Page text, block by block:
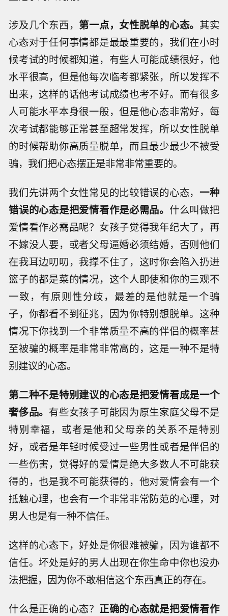
涉及几个东西，第一点，女性脱单的心态。 其实
心态对于任何事情都是最最重要的，我们在小时
候考试的时候都知道，有些人可能成绩很好，他
水平很高，但是他每次临考都紧张，所以发挥不
出来，这样的话他考试成绩也考不好。而有很多
人可能水平本身很一般，但是他心态非常好，每
次考试都能够正常甚至超常发挥，所以女性脱单
的时候帮助你高质量脱单，而且最少最少不被受
骗，我们把心态摆正是非常非常重要的。
我们先讲两个女性常见的比较错误的心态，一种
错误的心态是把爱情看作是必需品。 什么叫做把
爱情看作必需品呢？女孩子觉得我年纪大了，再
不嫁没人要，或者父母逼婚必须结婚，否则他们
在我耳边叨叨，我撑不住了，这时你会陷入扔进
篮子的都是菜的情况，这个人即使和你的三观不
一致，有原则性分歧，最差的是他就是一个骗
子，你都看不到征兆，因为你特别想脱单。这种
情况下你找到一个非常质量不高的伴侣的概率甚
至被骗的概率是非常非常高的，这是一种不是特
别建议的心态。
第二种不是特别建议的心态是把爱情看成是一个
奢侈品。 有些女孩子可能因为原生家庭父母不是
特别幸福，或者是他和父母亲的关系不是特别
好，或者是年轻时候受过一些男性或者是伴侣的
一些伤害，觉得好的爱情是绝大多数人不可能获
得的，也是我不可能获得的，他对爱情会有一个
抵触心理，也会有一个非常非常防范的心理，对
男人也是有一种不信任。
这样的心态下，好处是你很难被骗，因为谁都不
信任。坏处是好的男人出现在你生命中你也没办
法把握，因为你不敢相信这个东西真正的存在。
什么是正确的心态？ 正确的心态就是把爱情看作